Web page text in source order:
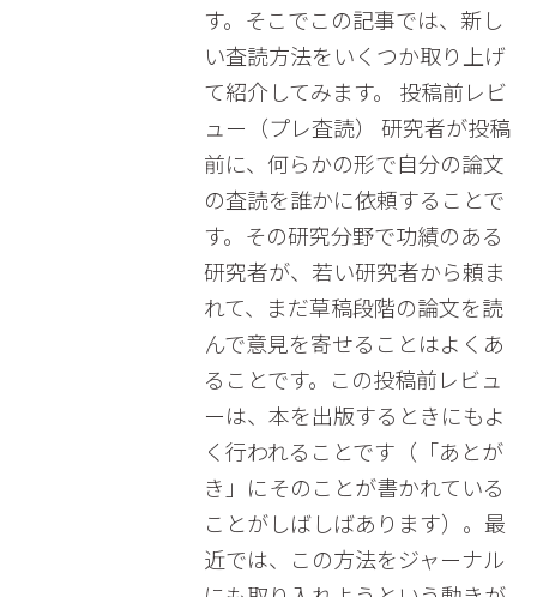
す。そこでこの記事では、新し
い査読方法をいくつか取り上げ
て紹介してみます。 投稿前レビ
ュー（プレ査読） 研究者が投稿
前に、何らかの形で自分の論文
の査読を誰かに依頼することで
す。その研究分野で功績のある
研究者が、若い研究者から頼ま
れて、まだ草稿段階の論文を読
んで意見を寄せることはよくあ
ることです。この投稿前レビュ
ーは、本を出版するときにもよ
く行われることです（「あとが
き」にそのことが書かれている
ことがしばしばあります）。最
近では、この方法をジャーナル